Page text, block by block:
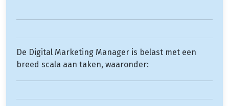
De Digital Marketing Manager is belast met een
breed scala aan taken, waaronder: